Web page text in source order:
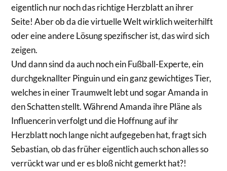
eigentlich nur noch das richtige Herzblatt an ihrer
Seite! Aber ob da die virtuelle Welt wirklich weiterhilft
oder eine andere Lösung spezifischer ist, das wird sich
zeigen.
Und dann sind da auch noch ein Fußball-Experte, ein
durchgeknallter Pinguin und ein ganz gewichtiges Tier,
welches in einer Traumwelt lebt und sogar Amanda in
den Schatten stellt. Während Amanda ihre Pläne als
Influencerin verfolgt und die Hoffnung auf ihr
Herzblatt noch lange nicht aufgegeben hat, fragt sich
Sebastian, ob das früher eigentlich auch schon alles so
verrückt war und er es bloß nicht gemerkt hat?!